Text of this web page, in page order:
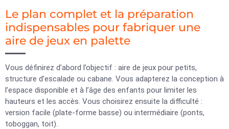
Le plan complet et la préparation
indispensables pour fabriquer une
aire de jeux en palette
Vous définirez d’abord l’objectif : aire de jeux pour petits,
structure d’escalade ou cabane. Vous adapterez la conception à
l’espace disponible et à l’âge des enfants pour limiter les
hauteurs et les accès. Vous choisirez ensuite la difficulté :
version facile (plate-forme basse) ou intermédiaire (ponts,
toboggan, toit).